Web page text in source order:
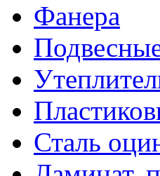
Фанера
Сталь